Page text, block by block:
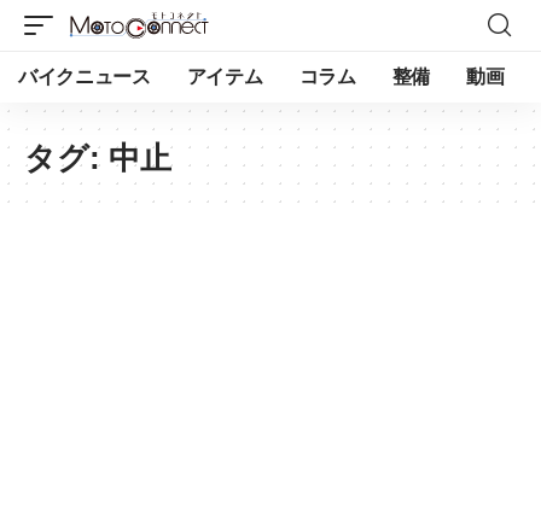
バイクニュース アイテム コラム 整備 動画
タグ: 中止